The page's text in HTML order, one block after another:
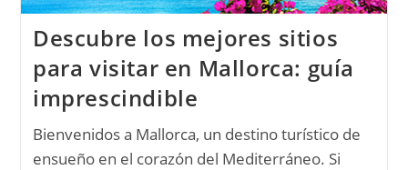
Descubre los mejores sitios
para visitar en Mallorca: guía
imprescindible
Bienvenidos a Mallorca, un destino turístico de
ensueño en el corazón del Mediterráneo. Si